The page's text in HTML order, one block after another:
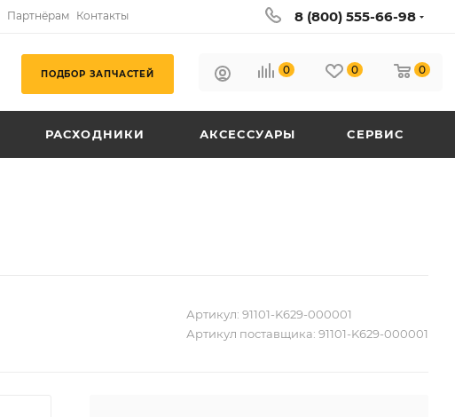
Партнёрам Контакты 8 (800) 555-66-98
ПОДБОР ЗАПЧАСТЕЙ 0 0 0
РАСХОДНИКИ АКСЕССУАРЫ СЕРВИС
Артикул: 91101-K629-000001
Артикул поставщика: 91101-K629-000001